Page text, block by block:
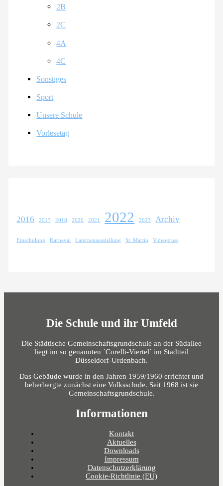
2B
2C
4A
4C
Sonstiges
Sport
Unsere Schule
Vorlesetag
2016 2017 2018 2020 2021 2022 2023 Archiv
Einschulung Karneval Laternenausstellung St. Martin Videogruss
Die Schule und ihr Umfeld
Die Städtische Gemeinschaftsgrundschule an der Südallee
liegt im so genannten `Corelli-Viertel` im Stadtteil
Düsseldorf-Urdenbach.
Das Gebäude wurde in den Jahren 1959/1960 errichtet und
beherbergte zunächst eine Volksschule. Seit 1968 ist sie
Gemeinschaftsgrundschule.
Informationen
Kontakt
Aktuelles
Downloads
Impressum
Datenschutzerklärung
Cookie-Richtlinie (EU)